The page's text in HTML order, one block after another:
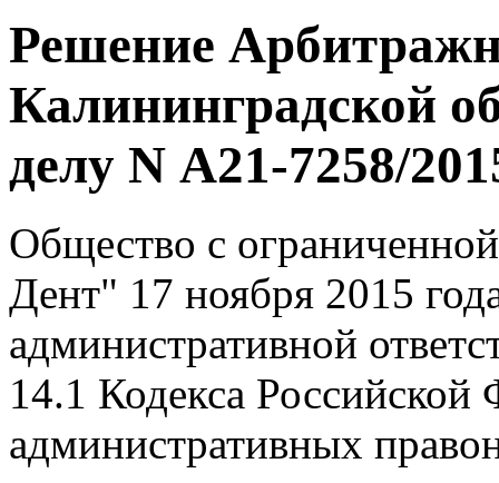
Решение
Калининградской
делу N А21-7258/
Общество с
Дент" 17 ноября 2015
административной
14.1 Кодекса Российской
административных